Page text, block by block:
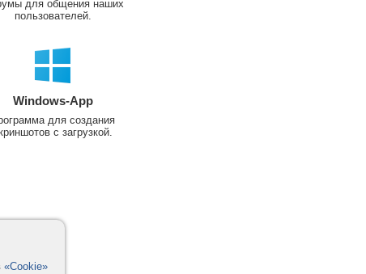
для общения наших
пользователей.
Windows-App
для создания
с загрузкой.
«Cookie»